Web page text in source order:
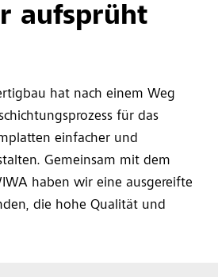
aufsprüht
hat nach einem Weg
für das
einfacher und
Gemeinsam mit dem
haben wir eine ausgereifte
die hohe Qualität und